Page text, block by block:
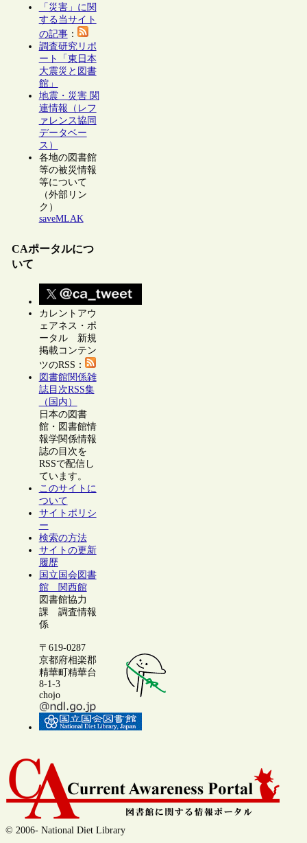
「災害」に関
する当サイト
の記事：
調査研究リポ
ート「東日本
大震災と図書
館」
地震・災害 関
連情報（レフ
ァレンス協同
データベー
ス）
各地の図書館
等の被災情報
等について
（外部リン
ク）
saveMLAK
CAポータルにつ
いて
カレントアウ
ェアネス・ポ
ータル 新規
掲載コンテン
ツのRSS：
図書館関係雑
誌目次RSS集
（国内）
日本の図書
館・図書館情
報学関係情報
誌の目次を
RSSで配信し
ています。
このサイトに
ついて
サイトポリシ
ー
検索の方法
サイトの更新
履歴
国立国会図書
館 関西館
図書館協力
課 調査情報
係
〒619-0287
京都府相楽郡
精華町精華台
8-1-3
chojo
© 2006- National Diet Library